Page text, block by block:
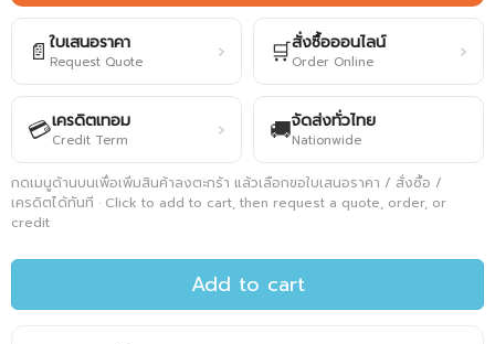
📄 ใบเสนอราคา
Request Quote › 🛒สั่งซื้อออนไลน์
Order Online ›
💳เครดิตเทอม
Credit Term › 🚚จัดส่งทั่วไทย
Nationwide
กดเมนูด้านบนเพื่อเพิ่มสินค้าลงตะกร้า แล้วเลือกขอใบเสนอราคา / สั่งซื้อ /
เครดิตได้ทันที · Click to add to cart, then request a quote, order, or
credit
Add to cart